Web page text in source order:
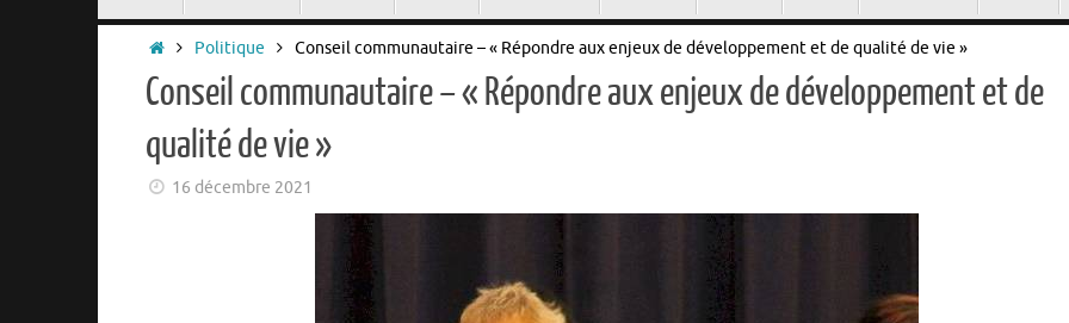
Accueil
Politique Conseil communautaire – « Répondre aux enjeux de développement et de qualité de vie »
Conseil communautaire – « Répondre aux enjeux de développement et de
qualité de vie »
16 décembre 2021